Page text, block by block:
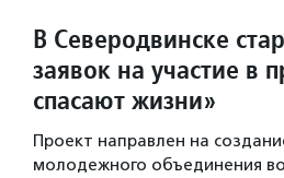
В Северодвинске
заявок на участие в
спасают жизни»
Проект направлен на
молодежного объединения